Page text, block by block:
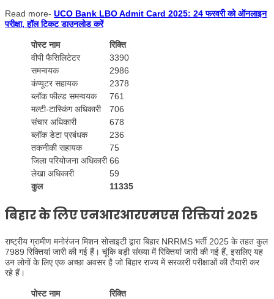
Read more- UCO Bank LBO Admit Card 2025: 24 फरवरी को ऑनलाइन
परीक्षा, हॉल टिकट डाउनलोड करें
पोस्ट नाम
रिक्ति
वीपी फैसिलिटेटर
3390
समन्वयक
2986
कंप्यूटर सहायक
2378
ब्लॉक फील्ड समन्वयक
761
मल्टी-टास्किंग अधिकारी
706
संचार अधिकारी
678
ब्लॉक डेटा प्रबंधक
236
तकनीकी सहायक
75
जिला परियोजना अधिकारी 66
लेखा अधिकारी
59
कुल
11335
बिहार के लिए एनआरआरएमएस रिक्तियां 2025
राष्ट्रीय ग्रामीण मनोरंजन मिशन सोसाइटी द्वारा बिहार NRRMS भर्ती 2025 के तहत कुल
7989 रिक्तियां जारी की गई हैं। चूंकि बड़ी संख्या में रिक्तियां जारी की गई हैं, इसलिए यह
उन लोगों के लिए एक अच्छा अवसर है जो बिहार राज्य में सरकारी परीक्षाओं की तैयारी कर
रहे हैं।
पोस्ट नाम
रिक्ति